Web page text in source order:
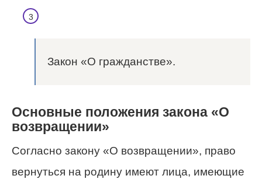
Закон «О гражданстве».
Основные положения закона «О
возвращении»
Согласно закону «О возвращении», право
вернуться на родину имеют лица, имеющие